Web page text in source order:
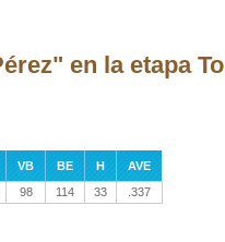
en la etapa
VB BE H
AVE
98 114 33 .337